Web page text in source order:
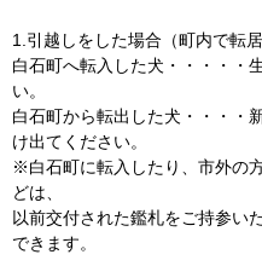
1.引越しをした場合（町内で転
白石町へ転入した犬・・・・・
い。
白石町から転出した犬・・・・
け出てください。
※白石町に転入したり、市外の
どは、
以前交付された鑑札をご持参い
できます。